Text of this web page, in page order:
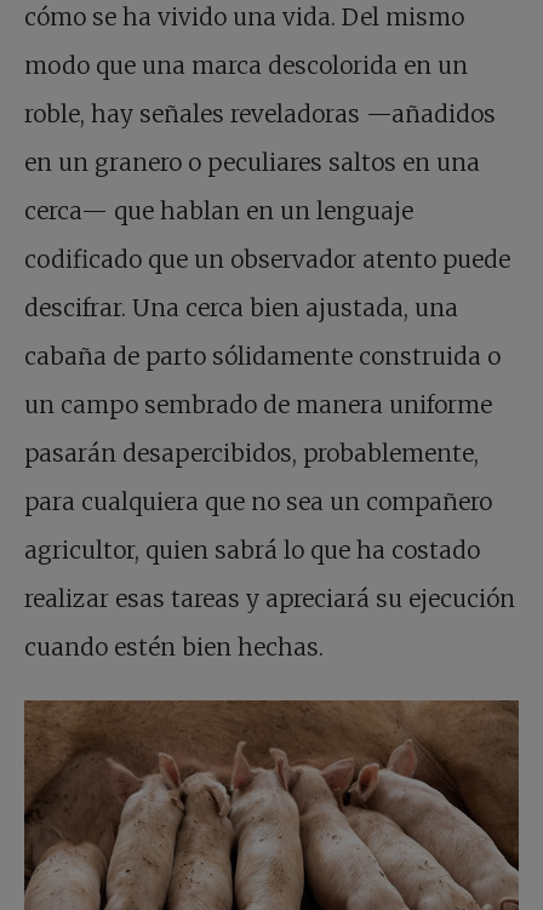
cómo se ha vivido una vida. Del mismo
modo que una marca descolorida en un
roble, hay señales reveladoras —añadidos
en un granero o peculiares saltos en una
cerca— que hablan en un lenguaje
codificado que un observador atento puede
descifrar. Una cerca bien ajustada, una
cabaña de parto sólidamente construida o
un campo sembrado de manera uniforme
pasarán desapercibidos, probablemente,
para cualquiera que no sea un compañero
agricultor, quien sabrá lo que ha costado
realizar esas tareas y apreciará su ejecución
cuando estén bien hechas.